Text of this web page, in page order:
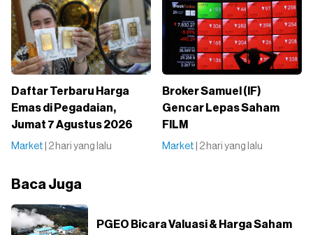
Daftar Terbaru Harga
Emas di Pegadaian,
Jumat 7 Agustus 2026
Market | 2 hari yang lalu
Broker Samuel (IF)
Gencar Lepas Saham
FILM
Market | 2 hari yang lalu
Baca Juga
PGEO Bicara Valuasi & Harga Saham